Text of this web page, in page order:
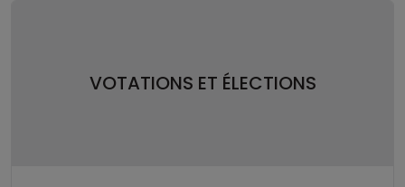
VOTATIONS ET ÉLECTIONS